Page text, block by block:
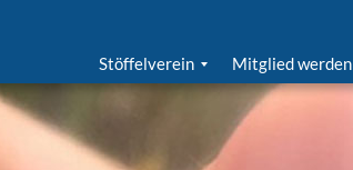
Stöffelverein Mitglied werden